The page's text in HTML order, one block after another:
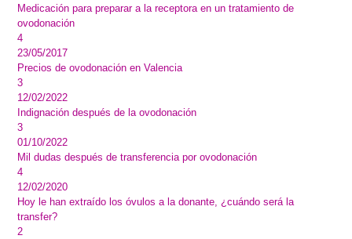
Medicación para preparar a la receptora en un tratamiento de
ovodonación
4
23/05/2017
Precios de ovodonación en Valencia
3
12/02/2022
Indignación después de la ovodonación
3
01/10/2022
Mil dudas después de transferencia por ovodonación
4
12/02/2020
Hoy le han extraído los óvulos a la donante, ¿cuándo será la
transfer?
2